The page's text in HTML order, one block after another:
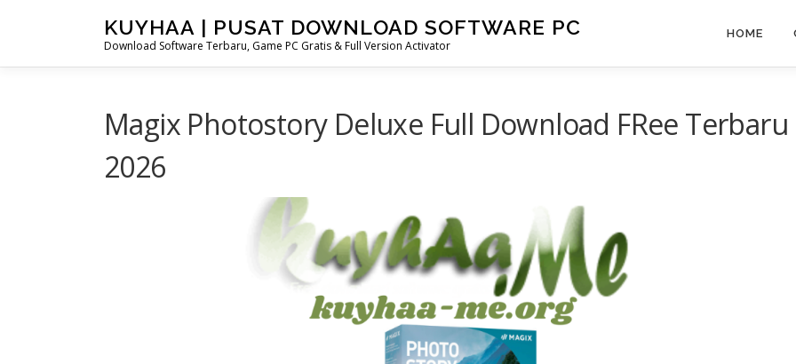
KUYHAA | PUSAT DOWNLOAD SOFTWARE PC
Download Software Terbaru, Game PC Gratis & Full Version Activator
HOME
Magix Photostory Deluxe Full Download FRee Terbaru
2026